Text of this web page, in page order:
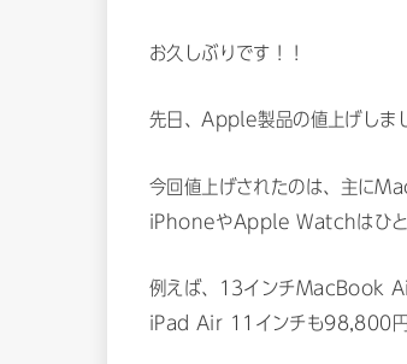
お久しぶりです！！
先日、Apple製品の値上げしま
今回値上げされたのは、主に
iPhoneやApple Watchはひとま
例えば、13インチMacBook
iPad Air 11インチも98,800